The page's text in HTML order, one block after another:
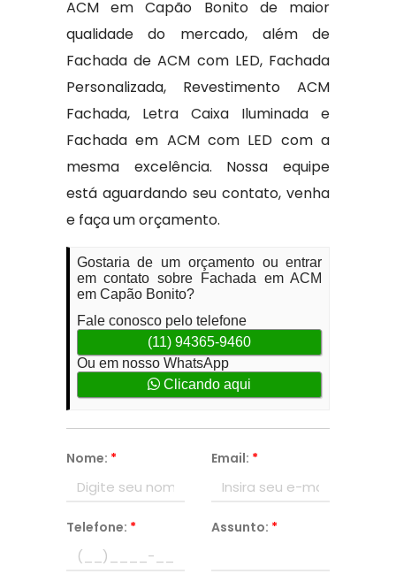
ACM em Capão Bonito de maior
qualidade do mercado, além de
Fachada de ACM com LED, Fachada
Personalizada, Revestimento ACM
Fachada, Letra Caixa Iluminada e
Fachada em ACM com LED com a
mesma excelência. Nossa equipe
está aguardando seu contato, venha
e faça um orçamento.
Gostaria de um orçamento ou entrar
em contato sobre Fachada em ACM
em Capão Bonito?
Fale conosco pelo telefone
(11) 94365-9460
Ou em nosso WhatsApp
Clicando aqui
Nome: * Email: *
Telefone: * Assunto: *